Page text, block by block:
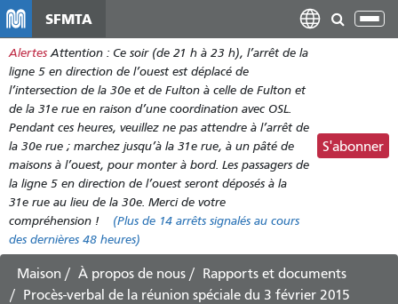
contenu
principal
SFMTA
Alertes Attention : Ce soir (de 21 h à 23 h), l’arrêt de la
ligne 5 en direction de l’ouest est déplacé de
l’intersection de la 30e et de Fulton à celle de Fulton et
de la 31e rue en raison d’une coordination avec OSL.
Pendant ces heures, veuillez ne pas attendre à l’arrêt de
la 30e rue ; marchez jusqu’à la 31e rue, à un pâté de
maisons à l’ouest, pour monter à bord. Les passagers de
la ligne 5 en direction de l’ouest seront déposés à la
31e rue au lieu de la 30e. Merci de votre
compréhension !
(Plus de 14 arrêts signalés au cours
des dernières 48 heures)
S'abonner
Maison À propos de nous
Rapports et documents
Procès-verbal de la réunion spéciale du 3 février 2015